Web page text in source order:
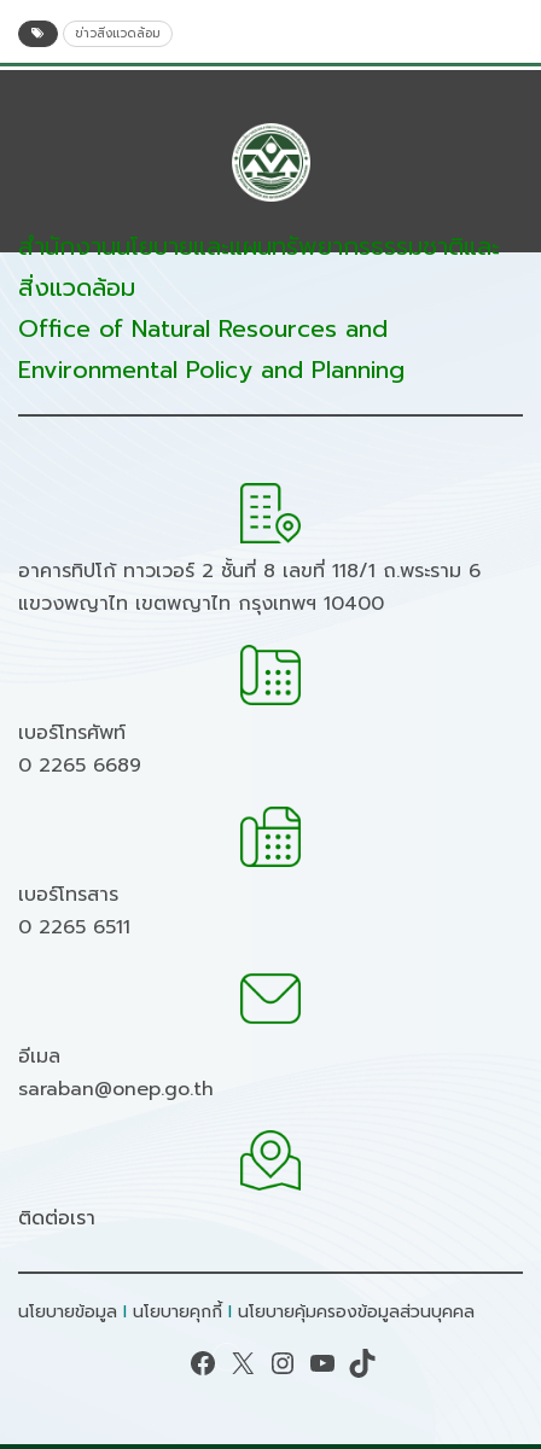
ข่าวสิ่งแวดล้อม
สำนักงานนโยบายและแผนทรัพยากรธรรมชาติและ
สิ่งแวดล้อม
Office of Natural Resources and
Environmental Policy and Planning
อาคารทิปโก้ ทาวเวอร์ 2 ชั้นที่ 8 เลขที่ 118/1 ถ.พระราม 6
แขวงพญาไท เขตพญาไท กรุงเทพฯ 10400
เบอร์โทรศัพท์
0 2265 6689
เบอร์โทรสาร
0 2265 6511
อีเมล
saraban@onep.go.th
ติดต่อเรา
นโยบายข้อมูล I นโยบายคุกกี้ I นโยบายคุ้มครองข้อมูลส่วนบุคคล
Facebook X Instagram YouTube TikTok